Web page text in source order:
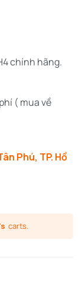
chính hãng.
( mua về
Phú, TP. Hồ
carts.